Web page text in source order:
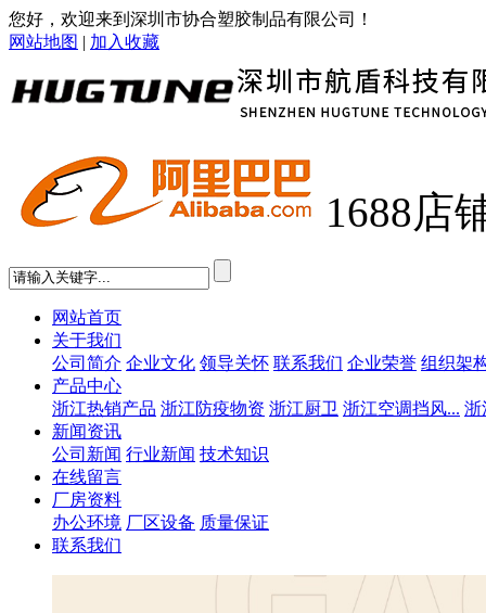
您好，欢迎来到深圳市协合塑胶制品有限公司！
网站地图 | 加入收藏
1688店
网站首页
关于我们
公司简介 企业文化 领导关怀 联系我们 企业荣誉 组织架
产品中心
浙江热销产品 浙江防疫物资 浙江厨卫 浙江空调挡风... 浙
新闻资讯
公司新闻 行业新闻 技术知识
在线留言
厂房资料
办公环境 厂区设备 质量保证
联系我们